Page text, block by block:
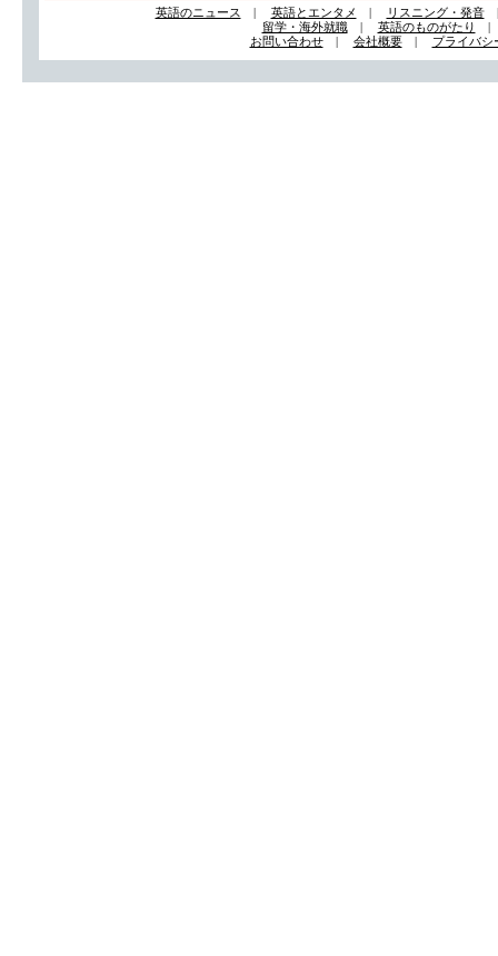
英語のニュース | 英語とエンタメ | リスニング・発音
留学・海外就職| 英語のものがたり
お問い合わせ| 会社概要| プライバシ